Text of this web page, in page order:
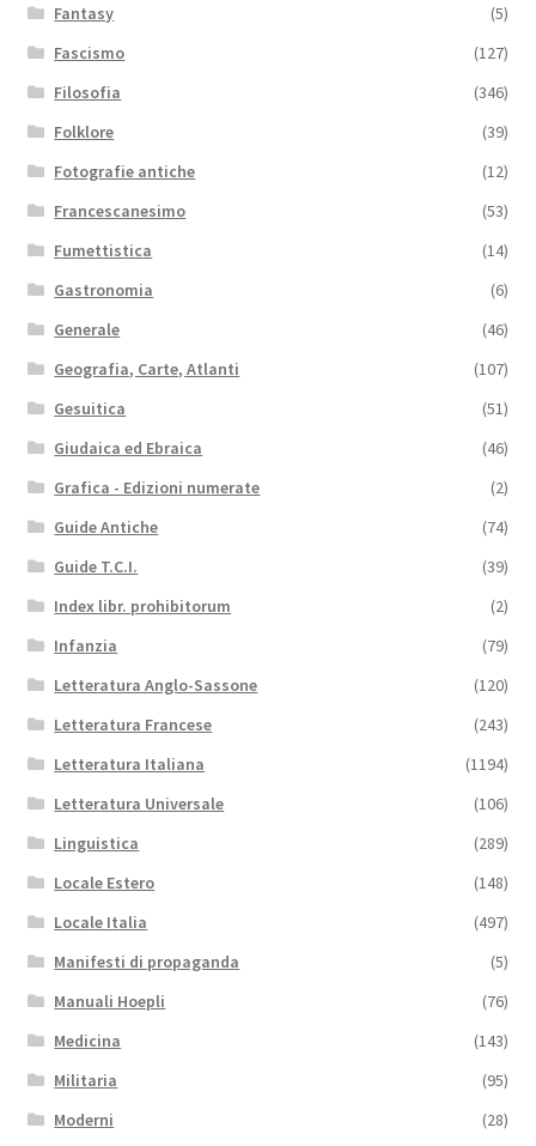
Fantasy
(5)
Fascismo
(127)
Filosofia
(346)
Folklore
(39)
Fotografie antiche
(12)
Francescanesimo
(53)
Fumettistica
(14)
Gastronomia
(6)
Generale
(46)
Geografia, Carte, Atlanti
(107)
Gesuitica
(51)
Giudaica ed Ebraica
(46)
Grafica - Edizioni numerate
(2)
Guide Antiche
(74)
Guide T.C.I.
(39)
Index libr. prohibitorum
(2)
Infanzia
(79)
Letteratura Anglo-Sassone
(120)
Letteratura Francese
(243)
Letteratura Italiana
(1194)
Letteratura Universale
(106)
Linguistica
(289)
Locale Estero
(148)
Locale Italia
(497)
Manifesti di propaganda
(5)
Manuali Hoepli
(76)
Medicina
(143)
Militaria
(95)
Moderni
(28)